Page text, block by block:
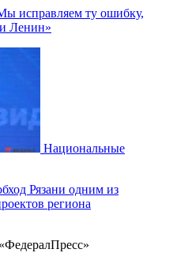
исправляем ту ошибку,
Ленин»
Национальные
Рязани одним из
региона